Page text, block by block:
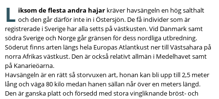
L iksom de flesta andra hajar kräver havsängeln en hög salthalt
och den går därför inte in i Östersjön. De få individer som är
registrerade i Sverige har alla setts på västkusten. Vid Danmark samt
södra Sverige och Norge går gränsen för dess nordliga utbredning.
Söderut finns arten längs hela Europas Atlantkust ner till Västsahara på
norra Afrikas västkust. Den är också relativt allmän i Medelhavet samt
på Kanarieöarna.
Havsängeln är en rätt så storvuxen art, honan kan bli upp till 2,5 meter
lång och väga 80 kilo medan hanen sällan når över en meters längd.
Den är ganska platt och försedd med stora vingliknande bröst- och